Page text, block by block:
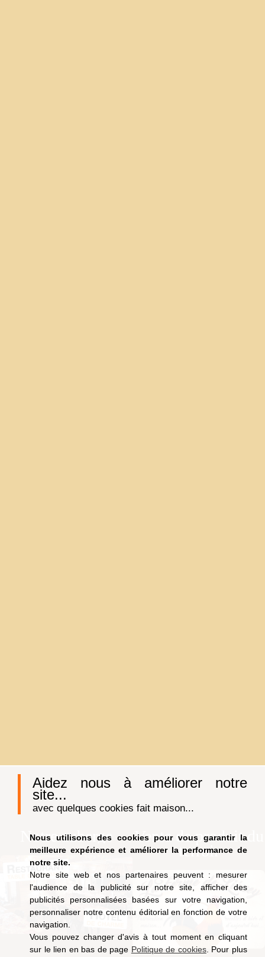
Aidez nous à améliorer notre
site...
avec quelques cookies fait maison...
Nous utilisons des cookies pour vous garantir la
meilleure expérience et améliorer la performance de
notre site.
Notre site web et nos partenaires peuvent : mesurer
l'audience de la publicité sur notre site, afficher des
publicités personnalisées basées sur votre navigation,
personnaliser notre contenu éditorial en fonction de votre
navigation.
Vous pouvez changer d'avis à tout moment en cliquant
sur le lien en bas de page Politique de cookies. Pour plus
Notre auberge
Vente de produit du
terroir